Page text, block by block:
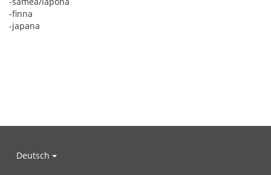
-finna
-japana
Deutsch